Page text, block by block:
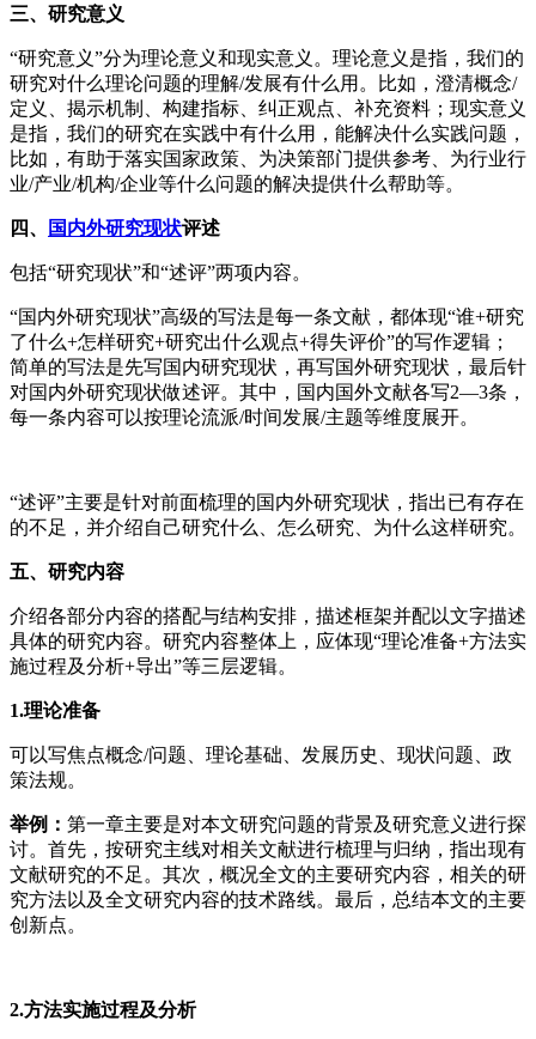
三、研究意义
“研究意义”分为理论意义和现实意义。理论意义是指，我们的
研究对什么理论问题的理解/发展有什么用。比如，澄清概念/
定义、揭示机制、构建指标、纠正观点、补充资料；现实意义
是指，我们的研究在实践中有什么用，能解决什么实践问题，
比如，有助于落实国家政策、为决策部门提供参考、为行业行
业/产业/机构/企业等什么问题的解决提供什么帮助等。
四、 国内外研究现状评述
包括“研究现状”和“述评”两项内容。
“国内外研究现状”高级的写法是每一条文献，都体现“谁+研究
了什么+怎样研究+研究出什么观点+得失评价”的写作逻辑；
简单的写法是先写国内研究现状，再写国外研究现状，最后针
对国内外研究现状做述评。其中，国内国外文献各写2—3条，
每一条内容可以按理论流派/时间发展/主题等维度展开。
“述评”主要是针对前面梳理的国内外研究现状，指出已有存在
的不足，并介绍自己研究什么、怎么研究、为什么这样研究。
五、研究内容
介绍各部分内容的搭配与结构安排，描述框架并配以文字描述
具体的研究内容。研究内容整体上，应体现“理论准备+方法实
施过程及分析+导出”等三层逻辑。
1.理论准备
可以写焦点概念/问题、理论基础、发展历史、现状问题、政
策法规。
举例： 第一章主要是对本文研究问题的背景及研究意义进行探
讨。首先，按研究主线对相关文献进行梳理与归纳，指出现有
文献研究的不足。其次，概况全文的主要研究内容，相关的研
究方法以及全文研究内容的技术路线。最后，总结本文的主要
创新点。
2.方法实施过程及分析